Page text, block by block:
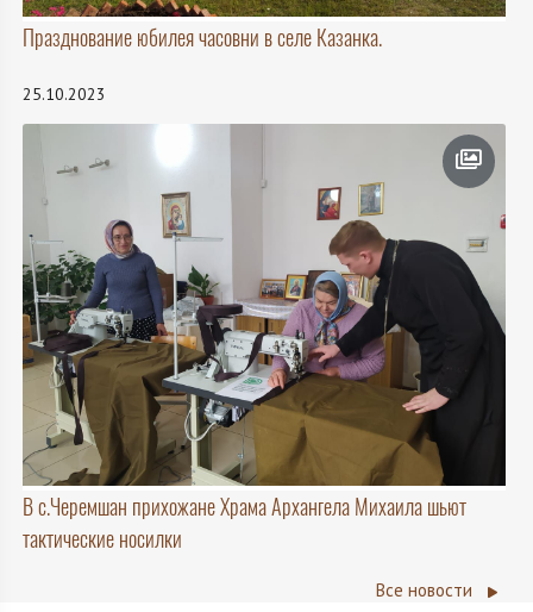
Празднование юбилея часовни в селе Казанка.
25.10.2023
В с.Черемшан прихожане Храма Архангела Михаила шьют
тактические носилки
Все новости